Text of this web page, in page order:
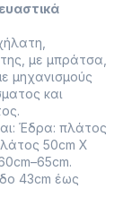
με μπράτσα,
μηχανισμούς
και
Έδρα: πλάτος
50cm Χ
43cm έως